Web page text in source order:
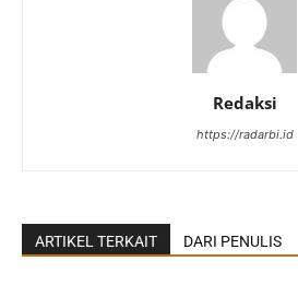
Redaksi
https://radarbi.id
ARTIKEL TERKAIT DARI PENULIS